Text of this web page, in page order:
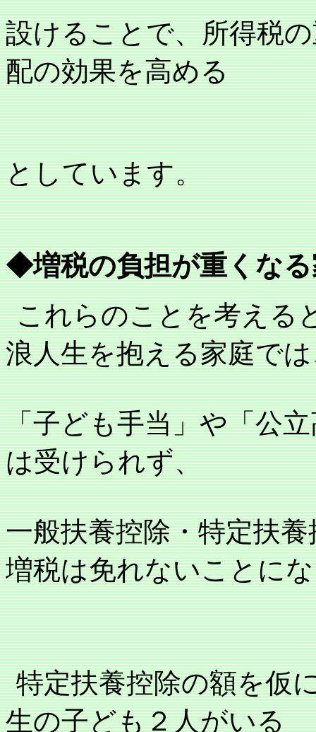
設けることで、所得税
配の効果を高める
としています。
◆増税の負担が重くな
これらのことを考える
浪人生を抱える家庭で
「子ども手当」や「公
は受けられず、
一般扶養控除・特定扶
増税は免れないことに
特定扶養控除の額を仮
生の子ども２人がいる